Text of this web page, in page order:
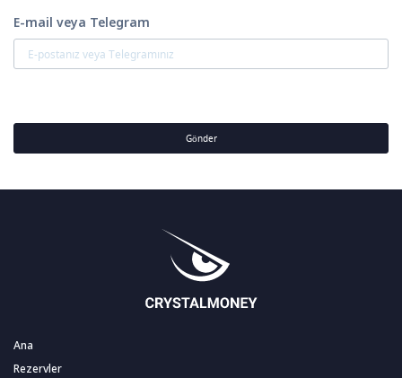
E-mail veya Telegram
Gönder
Ana
Rezervler